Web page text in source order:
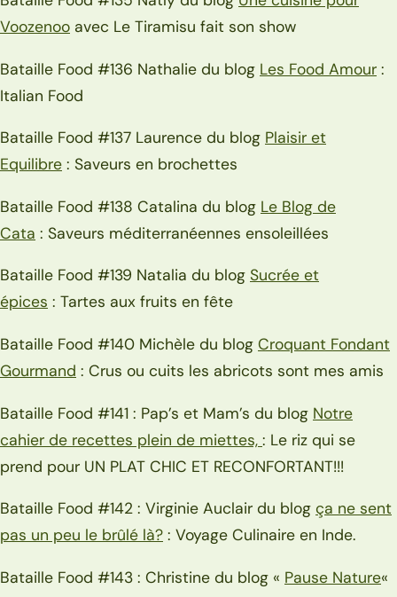
Voozenoo avec Le Tiramisu fait son show
Bataille Food #136 Nathalie du blog Les Food Amour :
Italian Food
Bataille Food #137 Laurence du blog Plaisir et
Equilibre : Saveurs en brochettes
Bataille Food #138 Catalina du blog Le Blog de
Cata : Saveurs méditerranéennes ensoleillées
Bataille Food #139 Natalia du blog Sucrée et
épices : Tartes aux fruits en fête
Bataille Food #140 Michèle du blog Croquant Fondant
Gourmand : Crus ou cuits les abricots sont mes amis
Bataille Food #141 : Pap’s et Mam’s du blog Notre
cahier de recettes plein de miettes, : Le riz qui se
prend pour UN PLAT CHIC ET RECONFORTANT!!!
Bataille Food #142 : Virginie Auclair du blog ça ne sent
pas un peu le brûlé là? : Voyage Culinaire en Inde.
Bataille Food #143 : Christine du blog « Pause Nature«